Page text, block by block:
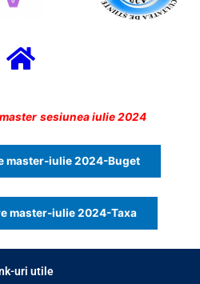
Menu
sesiunea iulie 2024
master-iulie 2024-Buget
master-iulie 2024-Taxa
uri utile